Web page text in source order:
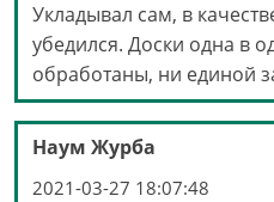
Укладывал сам, в
убедился. Доски одна в
обработаны, ни единой
Наум Журба
2021-03-27 18:07:48